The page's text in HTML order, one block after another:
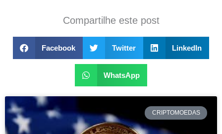
Compartilhe este post
Facebook Twitter LinkedIn
WhatsApp
CRIPTOMOEDAS